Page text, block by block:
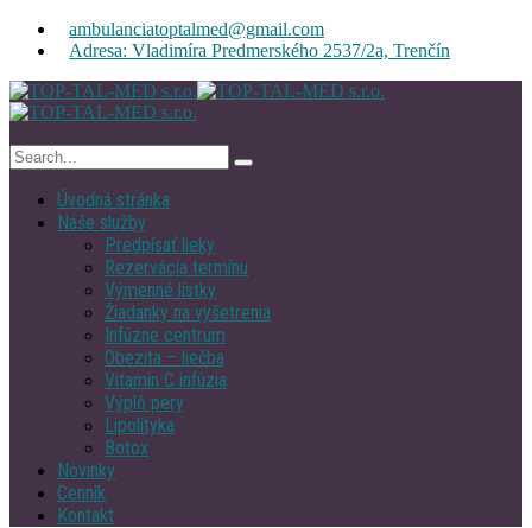
ambulanciatoptalmed@gmail.com
Adresa: Vladimíra Predmerského 2537/2a, Trenčín
Úvodná stránka
Naše služby
Predpísať lieky
Rezervácia termínu
Výmenné lístky
Žiadanky na vyšetrenia
Infúzne centrum
Obezita – liečba
Vitamin C infúzia
Výplň pery
Lipolityka
Botox
Novinky
Cenník
Kontakt